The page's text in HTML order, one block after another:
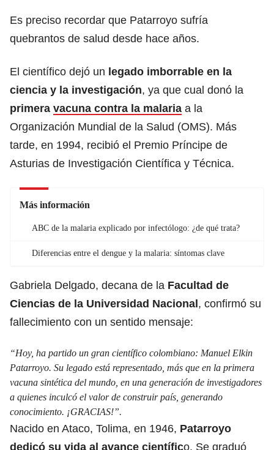
Es preciso recordar que Patarroyo sufría
quebrantos de salud desde hace años.
El científico dejó un legado imborrable en la
ciencia y la investigación, ya que cual donó la
primera vacuna contra la malaria a la
Organización Mundial de la Salud (OMS). Más
tarde, en 1994, recibió el Premio Príncipe de
Asturias de Investigación Científica y Técnica.
Más información
ABC de la malaria explicado por infectólogo: ¿de qué trata?
Diferencias entre el dengue y la malaria: síntomas clave
Gabriela Delgado, decana de la Facultad de
Ciencias de la Universidad Nacional, confirmó su
fallecimiento con un sentido mensaje:
“Hoy, ha partido un gran científico colombiano: Manuel Elkin
Patarroyo. Su legado está representado, más que en la primera
vacuna sintética del mundo, en una generación de investigadores
a quienes inculcó el valor de construir país, generando
conocimiento. ¡GRACIAS!”.
Nacido en Ataco, Tolima, en 1946, Patarroyo
dedicó su vida al avance científico. Se graduó